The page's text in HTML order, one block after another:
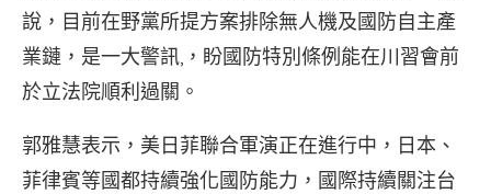
說，目前在野黨所提方案排除無人機及國防自主產
業鏈，是一大警訊,，盼國防特別條例能在川習會前
於立法院順利過關。
郭雅慧表示，美日菲聯合軍演正在進行中，日本、
菲律賓等國都持續強化國防能力，國際持續關注台